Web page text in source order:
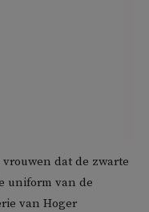
dat de zwarte
uniform van de
van Hoger